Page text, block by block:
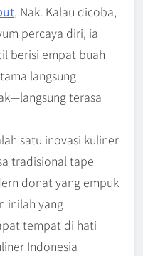
, Nak. Kalau dicoba,
percaya diri, ia
berisi empat buah
langsung
terasa
satu inovasi kuliner
tradisional tape
donat yang empuk
inilah yang
tempat di hati
Indonesia